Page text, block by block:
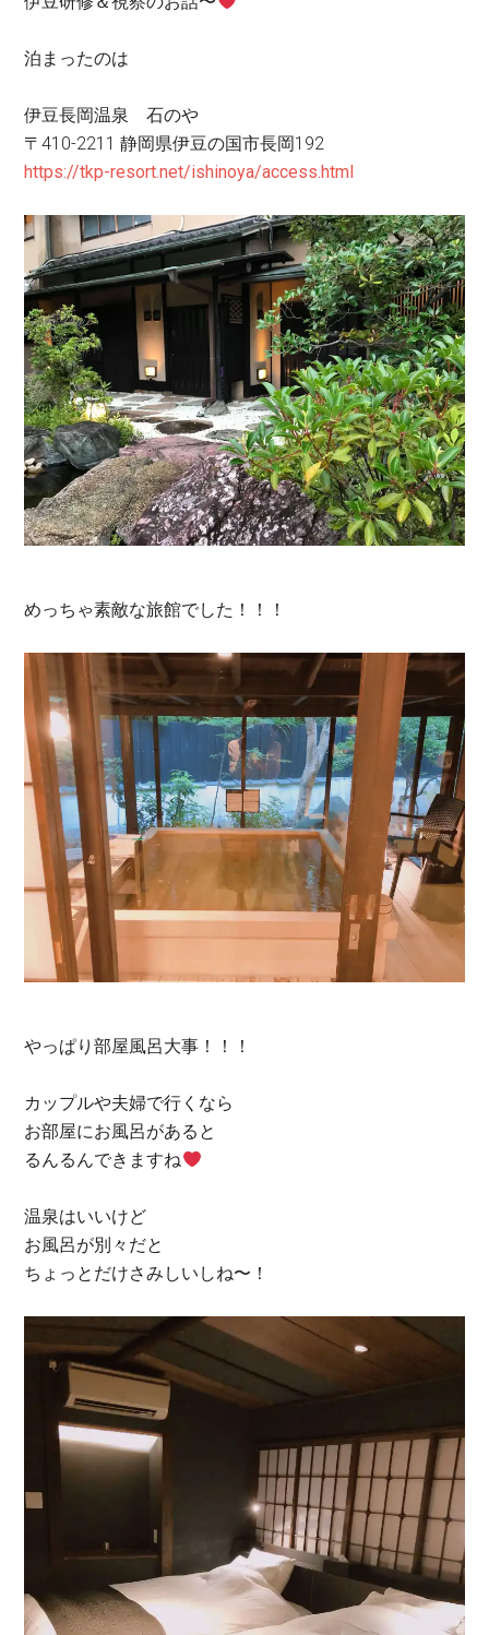
泊まったのは
伊豆長岡温泉 石のや
〒410-2211 静岡県伊豆の国市長岡192
https://tkp-resort.net/ishinoya/access.html
めっちゃ素敵な旅館でした！！！
やっぱり部屋風呂大事！！！
カップルや夫婦で行くなら
お部屋にお風呂があると
るんるんできますね
温泉はいいけど
お風呂が別々だと
ちょっとだけさみしいしね〜！